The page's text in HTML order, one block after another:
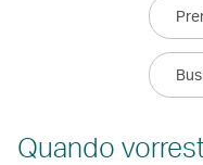
Quando